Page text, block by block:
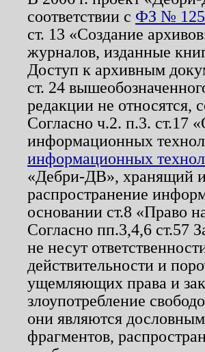
соответствии с ФЗ № 125
ст. 13 «Создание
журналов, изданные
Доступ к архивным
ст. 24
редакции не относятся,
Согласно ч.2. п.3. ст.17
информационных
информационных
«Дебри-ДВ», хранящий
распространение
основании ст.8 «Право
Согласно пп.3,4,6 ст.57
не несут
действительности и
ущемляющих права и
злоупотребление
они являются
фрагментов,